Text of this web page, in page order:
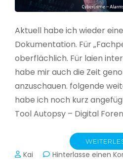
Aktuell habe ich wieder
Dokumentation. Für
oberflächlich. Für laien
habe mir auch die Zeit
anzuschauen. folgende
habe ich noch kurz
Tool Autopsy – Digital
Kai Hinterlasse einen